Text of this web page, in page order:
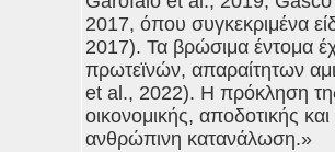
2017, όπου συγκεκριμένα
2017). Τα βρώσιμα έντομα
πρωτεϊνών, απαραίτητων
et al., 2022). Η πρόκληση της
οικονομικής, αποδοτικής
ανθρώπινη κατανάλωση.»